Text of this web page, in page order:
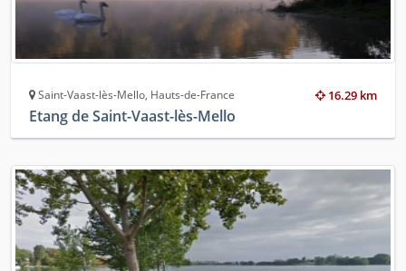
16.29 km
Saint-Vaast-lès-Mello, Hauts-de-France
Etang de Saint-Vaast-lès-Mello